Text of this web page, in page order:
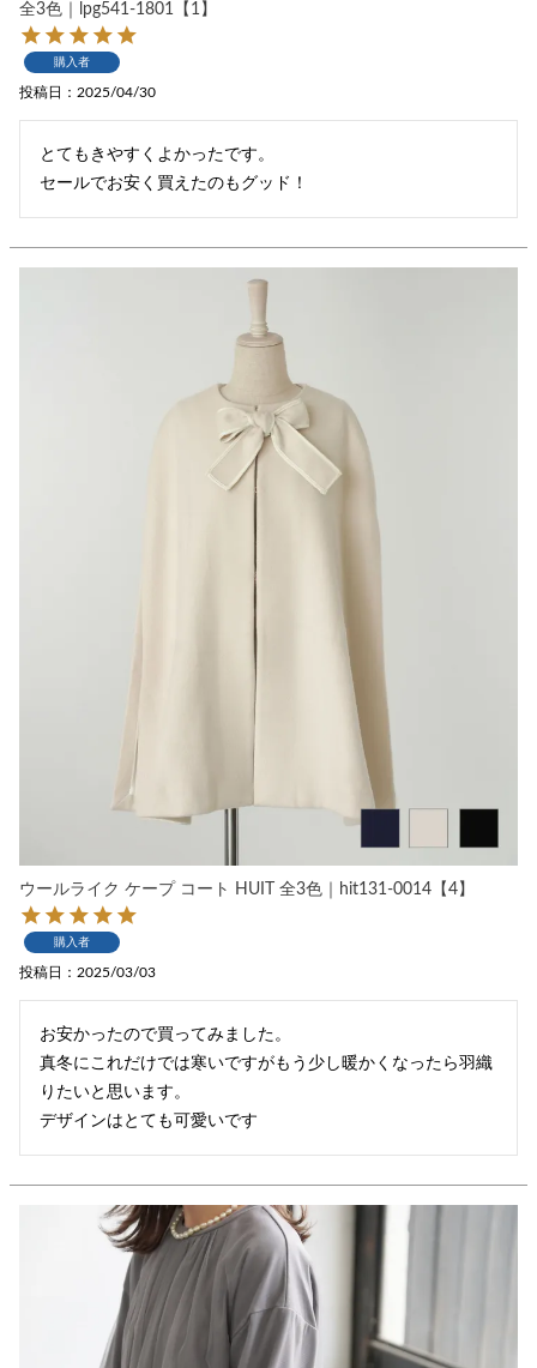
全3色｜lpg541-1801【1】
購入者
投稿日 2025/04/30
とてもきやすくよかったです。
セールでお安く買えたのもグッド！
ウールライク ケープ コート HUIT 全3色｜hit131-0014【4】
購入者
投稿日 2025/03/03
お安かったので買ってみました。
真冬にこれだけでは寒いですがもう少し暖かくなったら羽織
りたいと思います。
デザインはとても可愛いです